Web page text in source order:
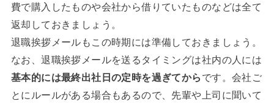
費で購入したものや会社から借りていたものなどは全て
返却しておきましょう。
退職挨拶メールもこの時期には準備しておきましょう。
なお、退職挨拶メールを送るタイミングは社内の人には
基本的には最終出社日の定時を過ぎてから です。会社ご
とにルールがある場合もあるので、先輩や上司に聞いて